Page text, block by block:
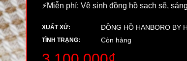
⚡️Miễn phí: Vệ sinh đồng hồ sạch sẽ,
XUẤT XỨ: ĐỒNG HỒ HANBORO BY
TÌNH TRẠNG: Còn hàng